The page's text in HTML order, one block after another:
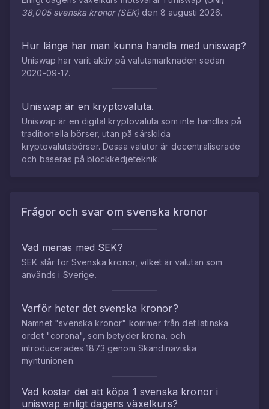
38,005 svenska kronor(SEK) den 8 augusti 2026.
Hur länge har man kunna handla med uniswap?
Uniswap har varit aktiv på valutamarknaden sedan
2020-09-17.
Uniswap är en kryptovaluta.
Uniswap är en digital kryptovaluta som inte handlas på
traditionella börser, utan på särskilda
kryptovalutabörser. Dessa valutor är decentraliserade
och baseras på blockkedjeteknik.
Frågor och svar om svenska kronor
Vad menas med SEK?
SEK står för Svenska kronor, vilket är valutan som
används i Sverige.
Varför heter det svenska kronor?
Namnet "svenska kronor" kommer från det latinska
ordet "corona", som betyder krona, och
introducerades 1873 genom Skandinaviska
myntunionen.
Vad kostar det att köpa 1 svenska kronor i
uniswap enligt dagens växelkurs?